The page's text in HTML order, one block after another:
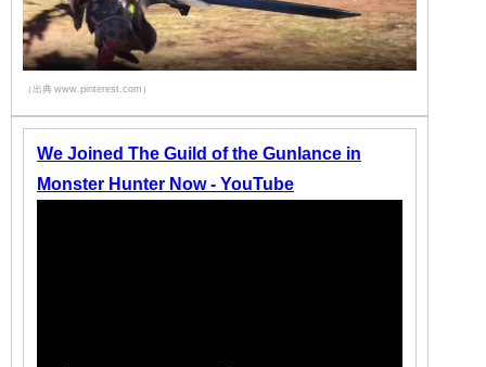
（出典 www.pinterest.com）
We Joined The Guild of the Gunlance in
Monster Hunter Now - YouTube